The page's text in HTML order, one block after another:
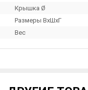
Крышка Ø
Размеры ВхШхГ
Вес